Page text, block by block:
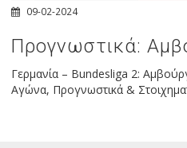
09-02-2024
Προγνωστικά:
Γερμανία – Bundesliga 2:
Αγώνα, Προγνωστικά &